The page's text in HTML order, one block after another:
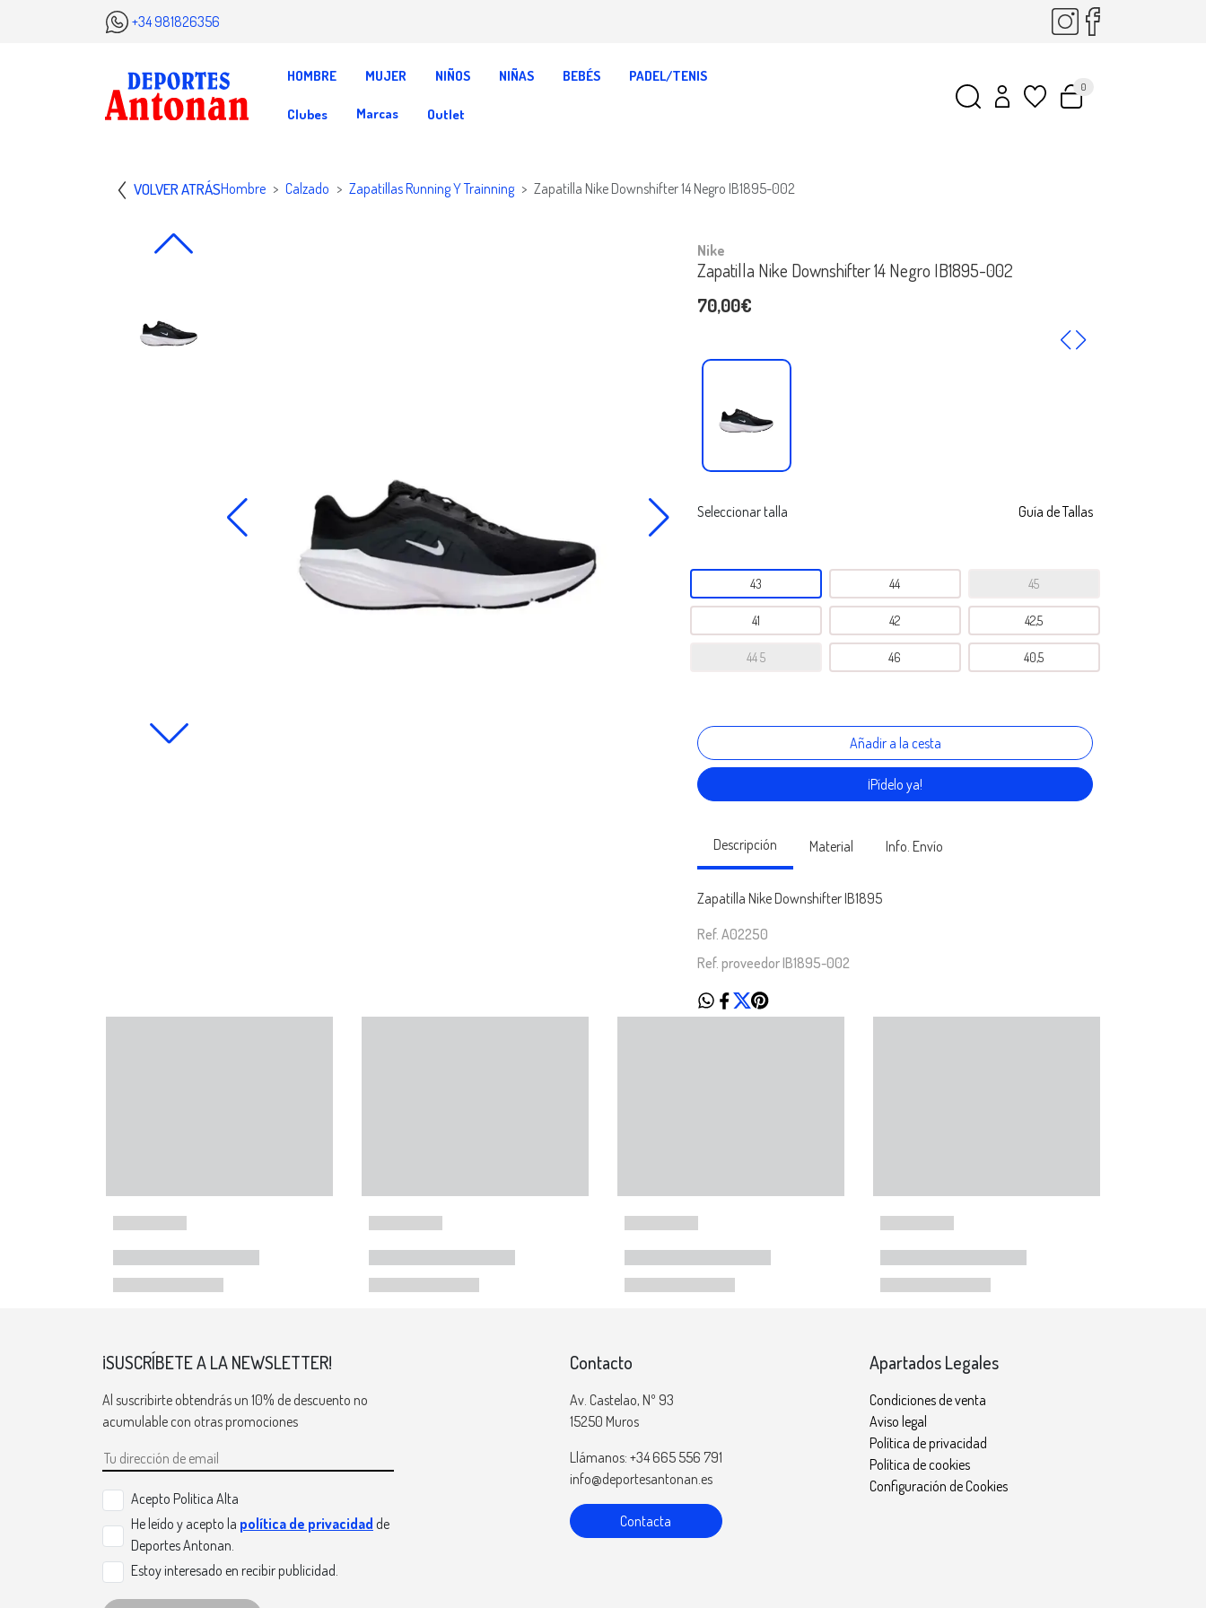
+34 981826356
HOMBRE MUJER NIÑOS NIÑAS BEBÉS PADEL/TENIS
Clubes Marcas Outlet
0
VOLVER ATRÁSHombre Calzado Zapatillas Running Y Trainning Zapatilla Nike Downshifter 14 Negro IB1895-002
Nike
Zapatilla Nike Downshifter 14 Negro IB1895-002
70,00€
Seleccionar talla Guía de Tallas
43 44 45
41 42 42,5
44 5 46 40,5
¡Pídelo ya!
Descripción Material Info. Envío
Zapatilla Nike Downshifter IB1895
Ref. A02250
Ref. proveedor IB1895-002
¡SUSCRÍBETE A LA NEWSLETTER!
Al suscribirte obtendrás un 10% de descuento no
acumulable con otras promociones
Acepto Politica Alta
He leído y acepto la política de privacidad de
Deportes Antonan.
Estoy interesado en recibir publicidad.
Contacto
Av. Castelao, Nº 93
15250 Muros
Llámanos: +34 665 556 791
info@deportesantonan.es
Contacta
Apartados Legales
Condiciones de venta
Aviso legal
Política de privacidad
Política de cookies
Configuración de Cookies